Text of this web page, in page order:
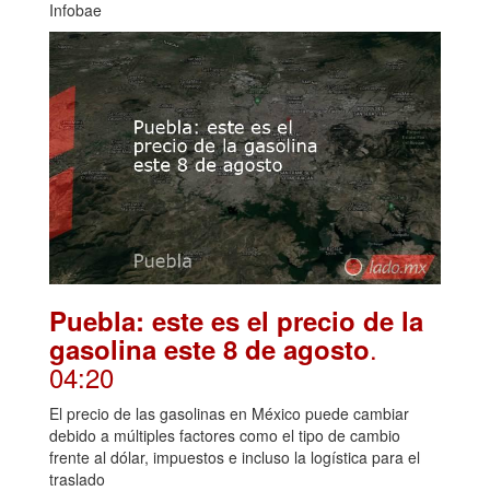
Infobae
Puebla: este es el precio de la
gasolina este 8 de agosto.
04:20
El precio de las gasolinas en México puede cambiar
debido a múltiples factores como el tipo de cambio
frente al dólar, impuestos e incluso la logística para el
traslado